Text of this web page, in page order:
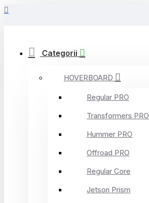
Categorii
HOVERBOARD
Regular PRO
Transformers PRO
Hummer PRO
Offroad PRO
Regular Core
Jetson Prism